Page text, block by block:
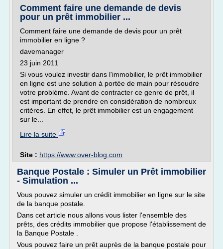
Comment faire une demande de devis
pour un prêt immobilier ...
Comment faire une demande de devis pour un prêt
immobilier en ligne ?
davemanager
23 juin 2011
Si vous voulez investir dans l'immobilier, le prêt immobilier
en ligne est une solution à portée de main pour résoudre
votre problème. Avant de contracter ce genre de prêt, il
est important de prendre en considération de nombreux
critères. En effet, le prêt immobilier est un engagement
sur le...
Lire la suite
Site : https://www.over-blog.com
Banque Postale : Simuler un Prêt immobilier
- Simulation ...
Vous pouvez simuler un crédit immobilier en ligne sur le site
de la banque postale.
Dans cet article nous allons vous lister l'ensemble des
prêts, des crédits immobilier que propose l'établissement de
la Banque Postale .
Vous pouvez faire un prêt auprès de la banque postale pour